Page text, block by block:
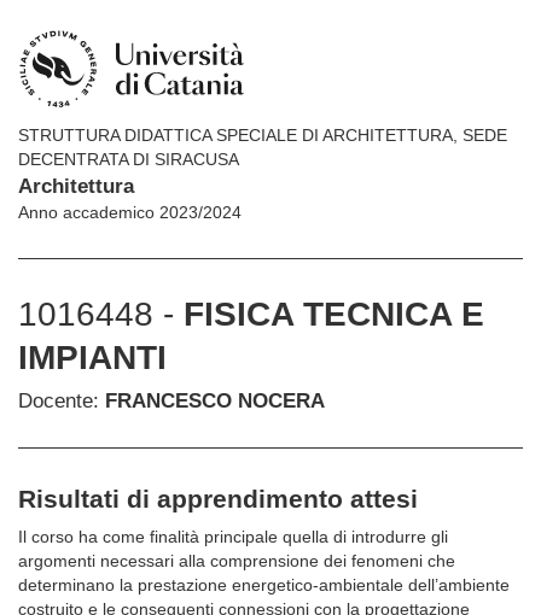
STRUTTURA DIDATTICA SPECIALE DI ARCHITETTURA, SEDE
DECENTRATA DI SIRACUSA
Architettura
Anno accademico 2023/2024
1016448 - FISICA TECNICA E
IMPIANTI
Docente: FRANCESCO NOCERA
Risultati di apprendimento attesi
Il corso ha come finalità principale quella di introdurre gli
argomenti necessari alla comprensione dei fenomeni che
determinano la prestazione energetico-ambientale dell’ambiente
costruito e le conseguenti connessioni con la progettazione